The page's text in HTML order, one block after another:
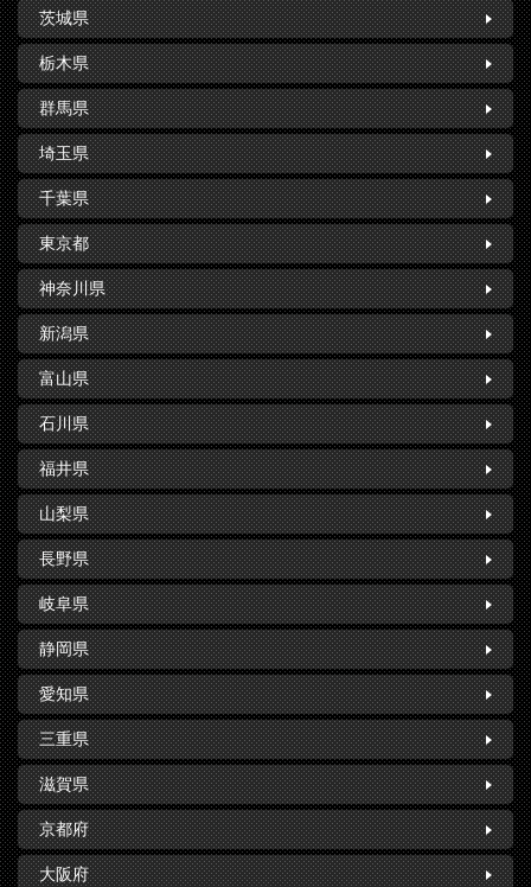
茨城県
栃木県
群馬県
埼玉県
千葉県
東京都
神奈川県
新潟県
富山県
石川県
福井県
山梨県
長野県
岐阜県
静岡県
愛知県
三重県
滋賀県
京都府
大阪府